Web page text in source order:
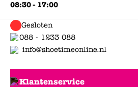
08:30 - 17:00
Gesloten
088 - 1233 088
info@shoetimeonline.nl
Klantenservice